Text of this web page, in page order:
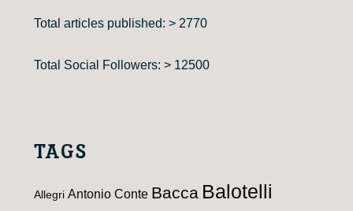
Total articles published: > 2770
Total Social Followers: > 12500
TAGS
Allegri Antonio Conte Bacca Balotelli